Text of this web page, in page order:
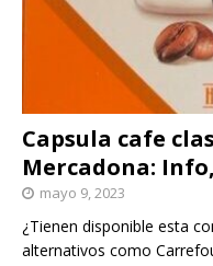
Capsula cafe
Mercadona:
mayo 9, 2023
¿Tienen disponible esta
alternativos como